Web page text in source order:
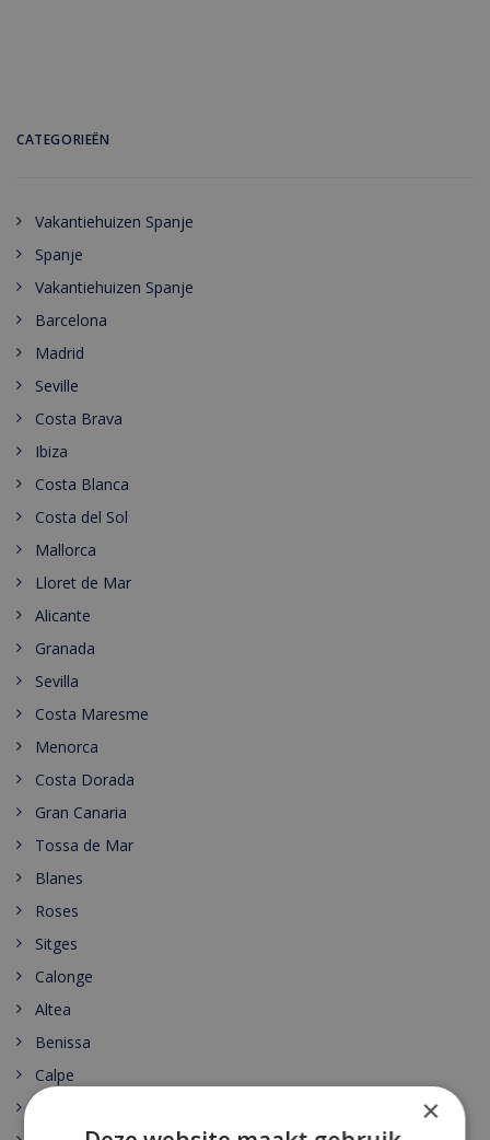
CATEGORIEËN
Vakantiehuizen Spanje
Spanje
Vakantiehuizen Spanje
Barcelona
Madrid
Seville
Costa Brava
Ibiza
Costa Blanca
Costa del Sol
Mallorca
Lloret de Mar
Alicante
Granada
Sevilla
Costa Maresme
Menorca
Costa Dorada
Gran Canaria
Tossa de Mar
Blanes
Roses
Sitges
Calonge
Altea
Benissa
Calpe
×